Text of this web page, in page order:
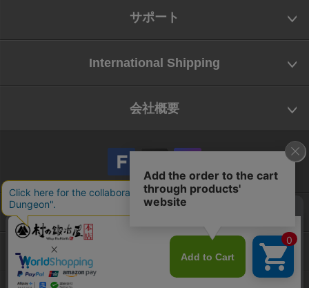
サポート
International Shipping
会社概要
会社概要
お問い合わせ